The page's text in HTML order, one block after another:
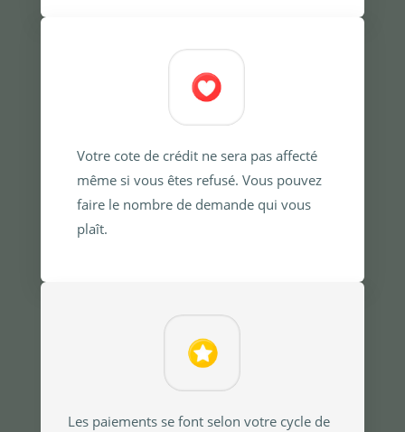
Votre cote de crédit ne sera pas affecté
même si vous êtes refusé. Vous pouvez
faire le nombre de demande qui vous
plaît.
Les paiements se font selon votre cycle de